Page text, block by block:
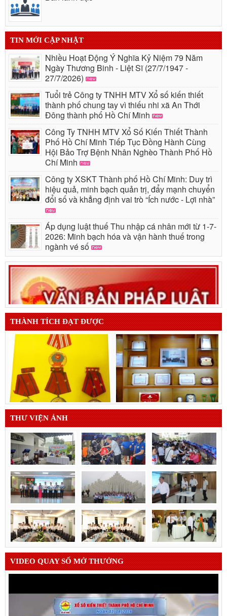
TIN MỚI CẬP NHẬT
Nhiều Hoạt Động Ý Nghĩa Kỷ Niệm 79 Năm
Ngày Thương Binh - Liệt Sĩ (27/7/1947 -
27/7/2026)
Tuổi trẻ Công ty TNHH MTV Xổ số kiến thiết
thành phố chung tay vì thiếu nhi xã An Thới
Đông thành phố Hồ Chí Minh
Công Ty TNHH MTV Xổ Số Kiến Thiết Thành
Phố Hồ Chí Minh Tiếp Tục Đồng Hành Cùng
Hội Bảo Trợ Bệnh Nhân Nghèo Thành Phố Hồ
Chí Minh
Công ty XSKT Thành phố Hồ Chí Minh: Duy trì
hiệu quả, minh bạch quản trị, đẩy mạnh chuyển
đổi số và khẳng định vai trò “Ích nước - Lợi nhà”
Áp dụng luật thuế Thu nhập cá nhân mới từ 1-7-
2026: Minh bạch hóa và vận hành thuế trong
ngành vé số
THÀNH TÍCH ĐẠT ĐƯỢC
THƯ VIỆN ẢNH
VIDEO QUAY SỐ MỞ THƯỞNG